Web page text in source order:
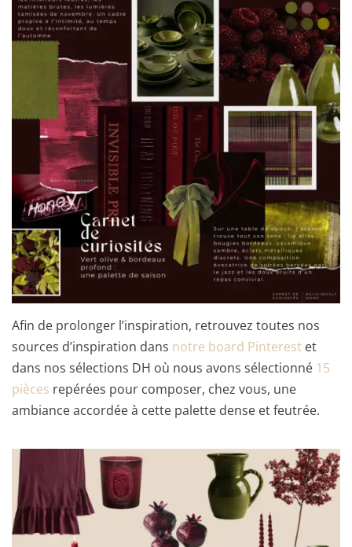
Afin de prolonger l’inspiration, retrouvez toutes nos
sources d’inspiration dans notre board Pinterest et
dans nos sélections DH où nous avons sélectionné 15
pièces repérées pour composer, chez vous, une
ambiance accordée à cette palette dense et feutrée.